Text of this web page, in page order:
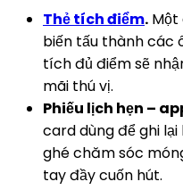
Thẻ tích điểm. Một
biến tấu thành các
tích đủ điểm sẽ
mãi thú vị.
Phiếu lịch hẹn –
card dùng để ghi
ghé chăm sóc
tay đầy cuốn hút.